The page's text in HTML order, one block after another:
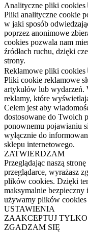
Analityczne pliki cookies
Pliki analityczne cookie
w jaki sposób
poprzez anonimowe
cookies pozwala nam
źródłach ruchu, dzięki
strony.
Reklamowe pliki cookies
Pliki cookie reklamowe
artykułów lub
reklamy, które
Celem jest aby
dostosowane do Twoich
ponownemu pojawianiu
wyłącznie do
sklepu internetowego.
ZATWIERDZAM
Przeglądając naszą
przeglądarce, wyrażasz
plików cookies. Dzięki
maksymalnie
używamy plików
USTAWIENIA
ZAAKCEPTUJ
ZGADZAM SIĘ